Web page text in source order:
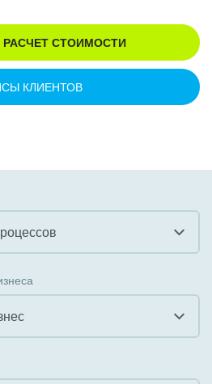
СТОИМОСТИ
КЛИЕНТОВ